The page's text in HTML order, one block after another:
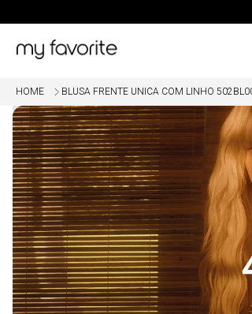
HOME BLUSA FRENTE UNICA COM LINHO5% OFF